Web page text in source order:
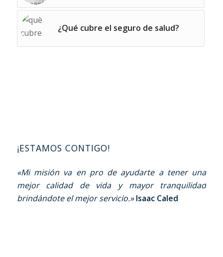
¿Qué cubre el seguro de salud?
¡ESTAMOS CONTIGO!
«Mi misión va en pro de ayudarte a tener una
mejor calidad de vida y mayor tranquilidad
brindándote el mejor servicio.» Isaac Caled